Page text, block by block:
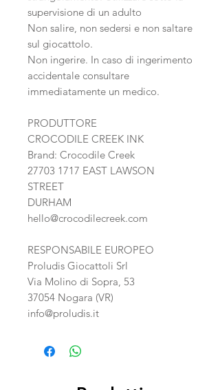
supervisione di un adulto
Non salire, non sedersi e non saltare
sul giocattolo.
Non ingerire. In caso di ingerimento
accidentale consultare
immediatamente un medico.
PRODUTTORE
CROCODILE CREEK INK
Brand: Crocodile Creek
27703 1717 EAST LAWSON
STREET
DURHAM
hello@crocodilecreek.com
RESPONSABILE EUROPEO
Proludis Giocattoli Srl
Via Molino di Sopra, 53
37054 Nogara (VR)
info@proludis.it